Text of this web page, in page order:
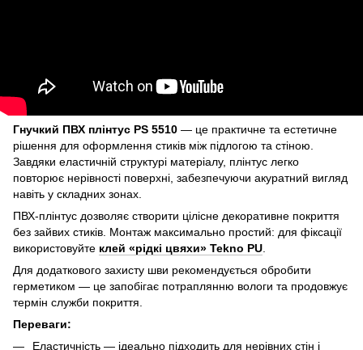
Гнучкий ПВХ плінтус PS 5510 — це практичне та естетичне
рішення для оформлення стиків між підлогою та стіною.
Завдяки еластичній структурі матеріалу, плінтус легко
повторює нерівності поверхні, забезпечуючи акуратний вигляд
навіть у складних зонах.
ПВХ-плінтус дозволяє створити цілісне декоративне покриття
без зайвих стиків. Монтаж максимально простий: для фіксації
використовуйте клей «рідкі цвяхи» Tekno PU
Для додаткового захисту шви рекомендується обробити
герметиком — це запобігає потраплянню вологи та продовжує
термін служби покриття.
Переваги:
Еластичність — ідеально підходить для нерівних стін і